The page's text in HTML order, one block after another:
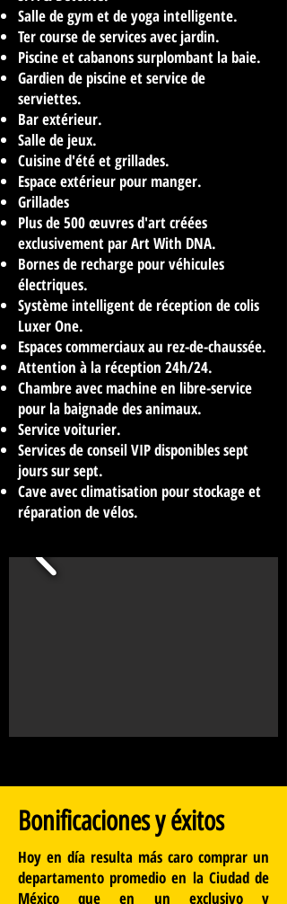
Salle de gym et de yoga intelligente.
Ter course de services avec jardin.
Piscine et cabanons surplombant la baie.
Gardien de piscine et service de
serviettes.
Bar extérieur.
Salle de jeux.
Cuisine d'été et grillades.
Espace extérieur pour manger.
Grillades
Plus de 500 œuvres d'art créées
exclusivement par Art With DNA.
Bornes de recharge pour véhicules
électriques.
Système intelligent de réception de colis
Luxer One.
Espaces commerciaux au rez-de-chaussée.
Attention à la réception 24h/24.
Chambre avec machine en libre-service
pour la baignade des animaux.
Service voiturier.
Services de conseil VIP disponibles sept
jours sur sept.
Cave avec climatisation pour stockage et
réparation de vélos.
Bonificaciones y éxitos
Hoy en día resulta más caro comprar un
departamento promedio en la Ciudad de
México que en un exclusivo y